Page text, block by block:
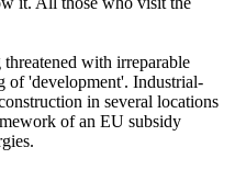
with irreparable
of 'development'. Industrial-
in several locations
of an EU subsidy